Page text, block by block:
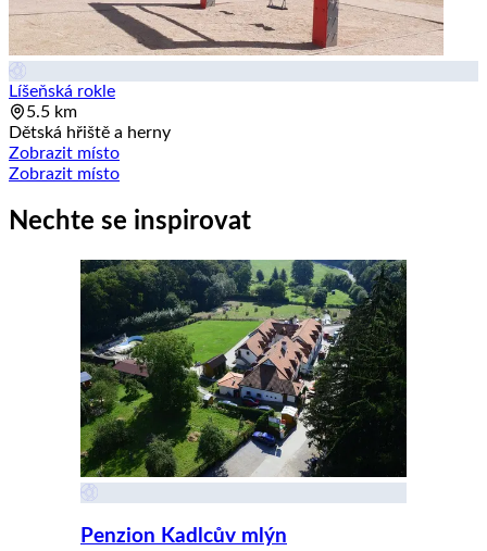
Líšeňská rokle
5.5 km
Dětská hřiště a herny
Zobrazit místo
Zobrazit místo
Nechte se inspirovat
Penzion Kadlcův mlýn